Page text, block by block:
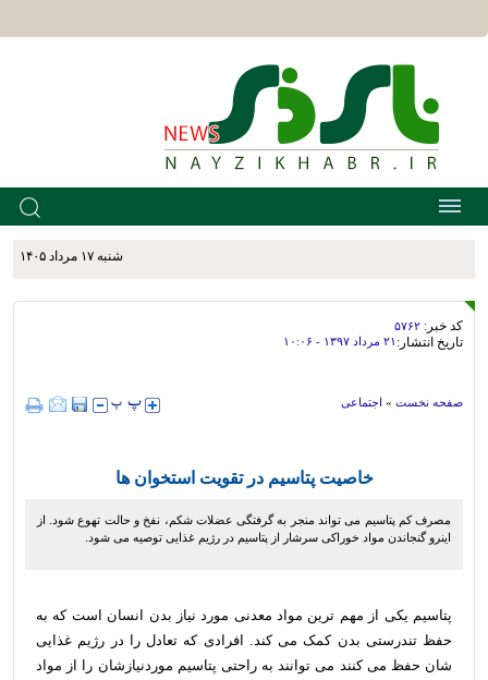
شنبه ۱۷ مرداد ۱۴۰۵
کد خبر: ۵۷۶۲
تاریخ انتشار: ۲۱ مرداد ۱۳۹۷ - ۱۰:۰۶
صفحه نخست » اجتماعی
خاصیت پتاسیم در تقویت استخوان ها
مصرف کم پتاسیم می تواند منجر به گرفتگی عضلات شکم، نفخ و حالت تهوع شود. از
اینرو گنجاندن مواد خوراکی سرشار از پتاسیم در رژیم غذایی توصیه می شود.
پتاسیم یکی از مهم ترین مواد معدنی مورد نیاز بدن انسان است که به
حفظ تندرستی بدن کمک می کند. افرادی که تعادل را در رژیم غذایی
شان حفظ می کنند می توانند به راحتی پتاسیم موردنیازشان را از مواد